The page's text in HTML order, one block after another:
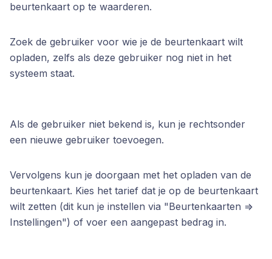
beurtenkaart op te waarderen.
Zoek de gebruiker voor wie je de beurtenkaart wilt
opladen, zelfs als deze gebruiker nog niet in het
systeem staat.
Als de gebruiker niet bekend is, kun je rechtsonder
een nieuwe gebruiker toevoegen.
Vervolgens kun je doorgaan met het opladen van de
beurtenkaart. Kies het tarief dat je op de beurtenkaart
wilt zetten (dit kun je instellen via "Beurtenkaarten =>
Instellingen") of voer een aangepast bedrag in.